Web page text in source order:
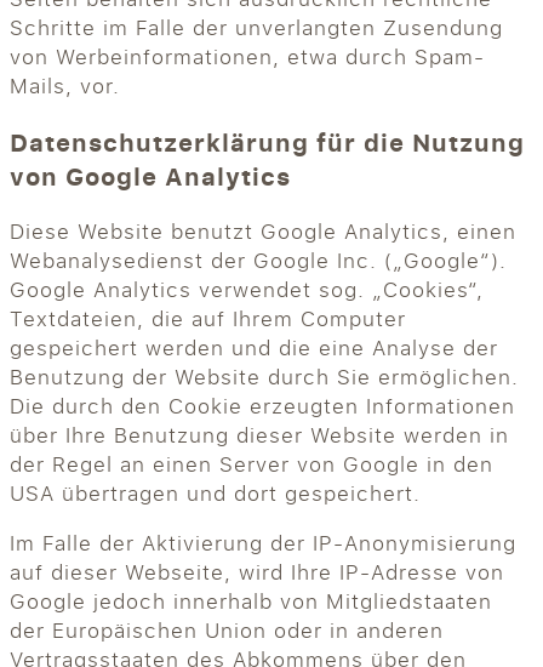
Schritte im Falle der unverlangten Zusendung
von Werbeinformationen, etwa durch Spam-
Mails, vor.
Datenschutzerklärung für die Nutzung
von Google Analytics
Diese Website benutzt Google Analytics, einen
Webanalysedienst der Google Inc. („Google“).
Google Analytics verwendet sog. „Cookies“,
Textdateien, die auf Ihrem Computer
gespeichert werden und die eine Analyse der
Benutzung der Website durch Sie ermöglichen.
Die durch den Cookie erzeugten Informationen
über Ihre Benutzung dieser Website werden in
der Regel an einen Server von Google in den
USA übertragen und dort gespeichert.
Im Falle der Aktivierung der IP-Anonymisierung
auf dieser Webseite, wird Ihre IP-Adresse von
Google jedoch innerhalb von Mitgliedstaaten
der Europäischen Union oder in anderen
Vertragsstaaten des Abkommens über den